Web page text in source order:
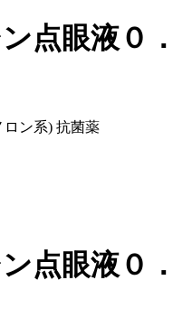
点眼液０．
ン系) 抗菌薬
点眼液０．